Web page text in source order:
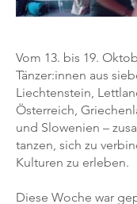
Vom 13. bis 19.
Tänzer:innen aus
Liechtenstein,
Österreich,
und Slowenien –
tanzen, sich zu
Kulturen zu erleben.
Diese Woche war